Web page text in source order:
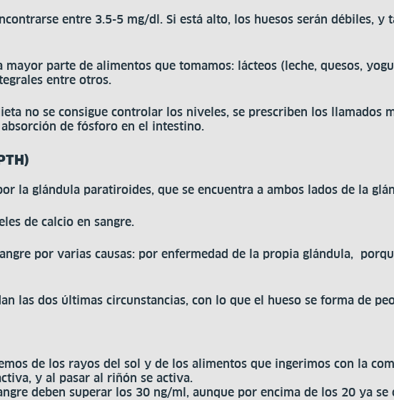
entre 3.5-5 mg/dl. Si está alto, los huesos serán débiles, y
parte de alimentos que tomamos: lácteos (leche, quesos,
entre otros.
no se consigue controlar los niveles, se prescriben los llamados
de fósforo en el intestino.
la glándula paratiroides, que se encuentra a ambos lados de la
de calcio en sangre.
por varias causas: por enfermedad de la propia glándula,
las dos últimas circunstancias, con lo que el hueso se forma de
de los rayos del sol y de los alimentos que ingerimos con la
y al pasar al riñón se activa.
deben superar los 30 ng/ml, aunque por encima de los 20 ya se